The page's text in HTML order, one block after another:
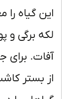
گیاه را
برگی و
برای
بستر کاشت